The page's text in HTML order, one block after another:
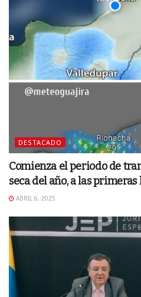
DESTACADO
Comienza el periodo de
seca del año, a las
ABRIL 6, 2025